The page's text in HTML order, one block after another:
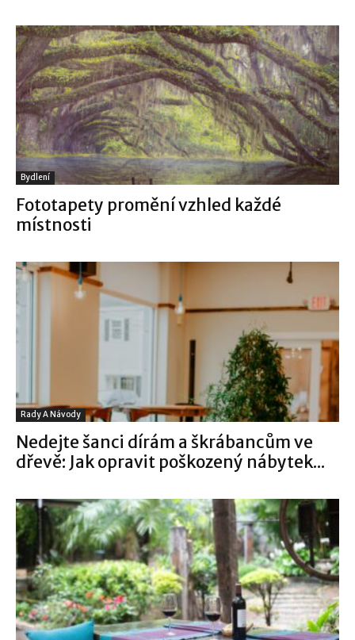
Bydlení
Fototapety promění vzhled každé
místnosti
Rady A Návody
Nedejte šanci dírám a škrábancům ve
dřevě: Jak opravit poškozený nábytek...